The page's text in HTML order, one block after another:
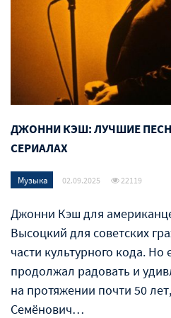
ДЖОННИ КЭШ: ЛУЧШИЕ
СЕРИАЛАХ
Музыка 02.09.2025 22119
Джонни Кэш для
Высоцкий для советских
части культурного кода. Но
продолжал радовать и
на протяжении почти 50
Семёнович…